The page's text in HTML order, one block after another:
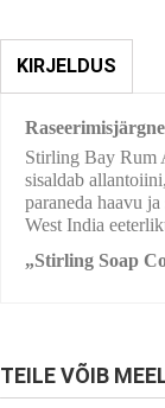
KIRJELDUS
Stirling Bay Rum
sisaldab
paraneda haavu
West India
„Stirling Soap
TEILE VÕIB